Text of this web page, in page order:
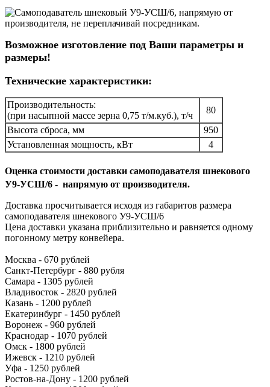
Возможное изготовление под Ваши параметры и
размеры!
Технические характеристики:
Производительность:
(при насыпной массе зерна 0,75 т/м.куб.), т/ч
80
Высота сброса, мм
950
Установленная мощность, кВт
4
Оценка стоимости доставки самоподавателя шнекового
У9-УСШ/6 - напрямую от производителя.
Доставка просчитывается исходя из габаритов размера
самоподавателя шнекового У9-УСШ/6
Цена доставки указана приблизительно и равняется одному
погонному метру конвейера.
Москва - 670 рублей
Санкт-Петербург - 880 рубля
Самара - 1305 рублей
Владивосток - 2820 рублей
Казань - 1200 рублей
Екатеринбург - 1450 рублей
Воронеж - 960 рублей
Краснодар - 1070 рублей
Омск - 1800 рублей
Ижевск - 1210 рублей
Уфа - 1250 рублей
Ростов-на-Дону - 1200 рублей